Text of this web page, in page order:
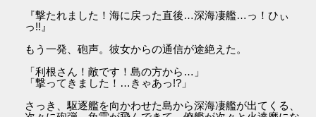
『撃たれました！海に戻った直後…深海凄艦…っ！ひぃ
っ!!』
もう一発、砲声。彼女からの通信が途絶えた。
「利根さん！敵です！島の方から…」
「撃ってきました！…きゃあっ!?」
さっき、駆逐艦を向かわせた島から深海凄艦が出てくる、